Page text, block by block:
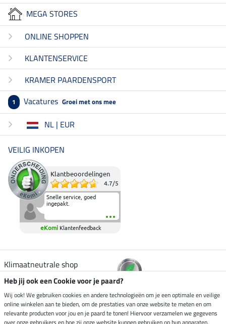
MEGA STORES
ONLINE SHOPPEN
KLANTENSERVICE
KRAMER PAARDENSPORT
1 Vacatures Groei met ons mee
NL | EUR
VEILIG INKOPEN
Klantbeoordelingen
4.7/5
Snelle service, goed
ingepakt.
eKomi Klantenfeedback
Klimaatneutrale shop
Verzending per
Heb jij ook een Cookie voor je paard?
Wij ook! We gebruiken cookies en andere technologieën om je een optimale en veilige
online winkelen aan te bieden, om de prestaties van onze website te meten en om
relevante producten voor jou en je paard te tonen! Hiervoor verzamelen we gegevens